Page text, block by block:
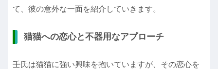
て、彼の意外な一面を紹介していきます。
猫猫への恋心と不器用なアプローチ
壬氏は猫猫に強い興味を抱いていますが、その恋心を